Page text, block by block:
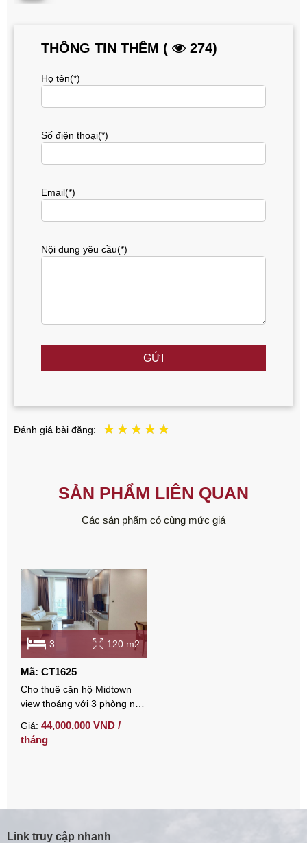
THÔNG TIN THÊM ( 274)
Họ tên(*)
Số điện thoại(*)
Email(*)
Nội dung yêu cầu(*)
GỬI
Đánh giá bài đăng:
SẢN PHẨM LIÊN QUAN
Các sản phẩm có cùng mức giá
3 120 m2
Mã: CT1625
Cho thuê căn hộ Midtown
view thoáng với 3 phòng ngủ
Giá: 44,000,000 VND /
tháng
Link truy cập nhanh